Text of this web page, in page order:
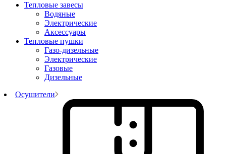
Тепловые завесы
Водяные
Электрические
Аксессуары
Тепловые пушки
Газо-дизельные
Электрические
Газовые
Дизельные
Осушители